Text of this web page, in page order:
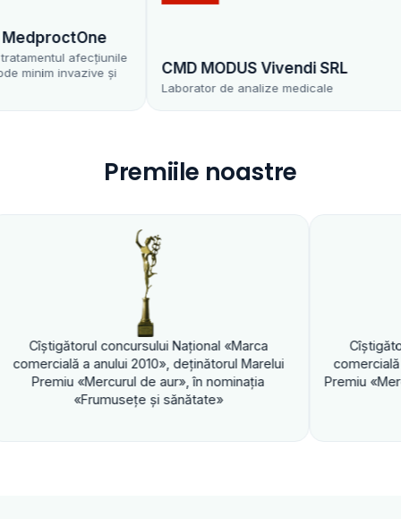
afecțiunile
invazive și
CMD MODUS Vivendi SRL
Laborator de analize medicale
Premiile noastre
concursului Naţional «Marca
a anului 2010», deţinătorul Marelui
de aur», în nominaţia
şi sănătate»
Cîştigătorul
comercială a anului
Premiu «Mercurul de